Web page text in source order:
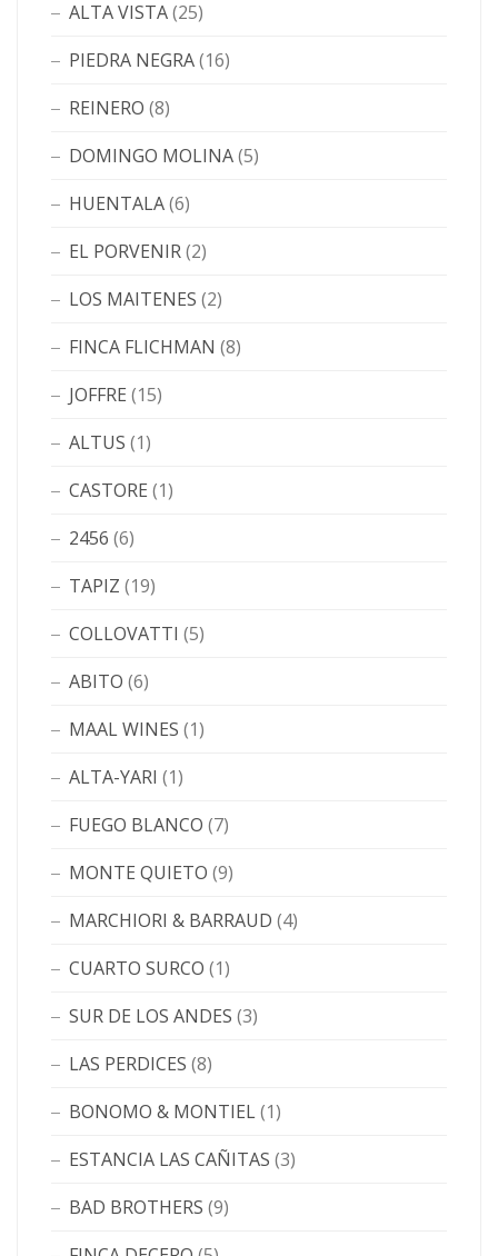
ALTA VISTA(25)
PIEDRA NEGRA(16)
REINERO (8)
DOMINGO MOLINA(5)
HUENTALA(6)
EL PORVENIR(2)
LOS MAITENES (2)
FINCA FLICHMAN (8)
JOFFRE (15)
ALTUS (1)
CASTORE (1)
2456 (6)
TAPIZ (19)
COLLOVATTI (5)
ABITO (6)
MAAL WINES (1)
ALTA-YARI (1)
FUEGO BLANCO (7)
MONTE QUIETO (9)
MARCHIORI & BARRAUD (4)
CUARTO SURCO (1)
SUR DE LOS ANDES (3)
LAS PERDICES (8)
BONOMO & MONTIEL(1)
ESTANCIA LAS CAÑITAS (3)
BAD BROTHERS (9)